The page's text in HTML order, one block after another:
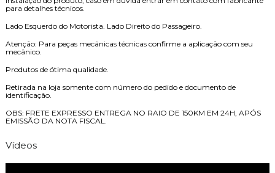
para detalhes técnicos.
Lado Esquerdo do Motorista. Lado Direito do Passageiro.
Atenção: Para peças mecânicas técnicas confirme a aplicação com seu
mecânico.
Produtos de ótima qualidade.
Retirada na loja somente com número do pedido e documento de
identificação.
OBS: FRETE EXPRESSO ENTREGA NO RAIO DE 150KM EM 24H, APÓS
EMISSÃO DA NOTA FISCAL.
Vídeos